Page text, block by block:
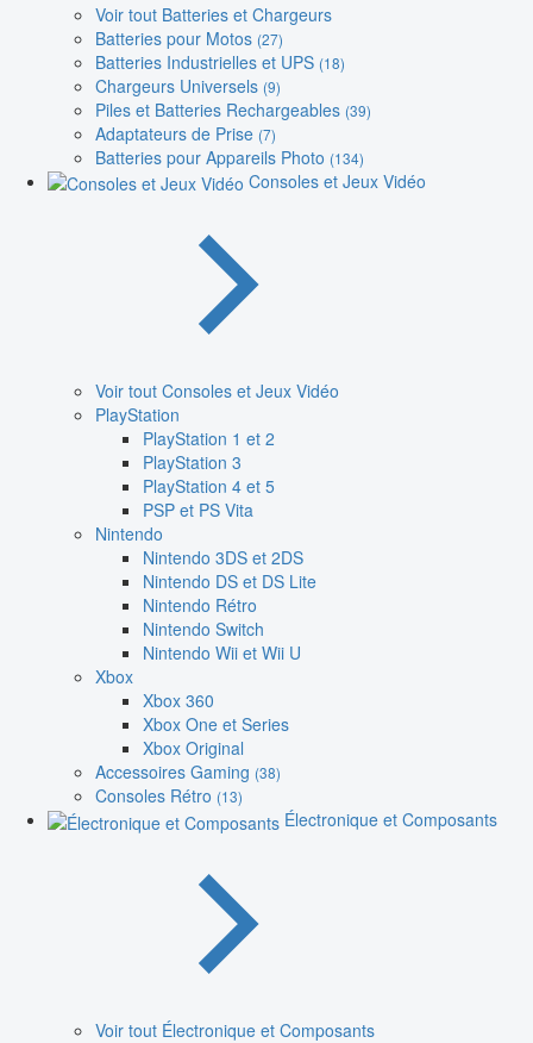
Voir tout Batteries et Chargeurs
Batteries pour Motos (27)
Batteries Industrielles et UPS (18)
Chargeurs Universels (9)
Piles et Batteries Rechargeables (39)
Adaptateurs de Prise (7)
Batteries pour Appareils Photo (134)
Consoles et Jeux Vidéo
Voir tout Consoles et Jeux Vidéo
PlayStation
PlayStation 1 et 2
PlayStation 3
PlayStation 4 et 5
PSP et PS Vita
Nintendo
Nintendo 3DS et 2DS
Nintendo DS et DS Lite
Nintendo Rétro
Nintendo Switch
Nintendo Wii et Wii U
Xbox
Xbox 360
Xbox One et Series
Xbox Original
Accessoires Gaming (38)
Consoles Rétro (13)
Électronique et Composants
Voir tout Électronique et Composants